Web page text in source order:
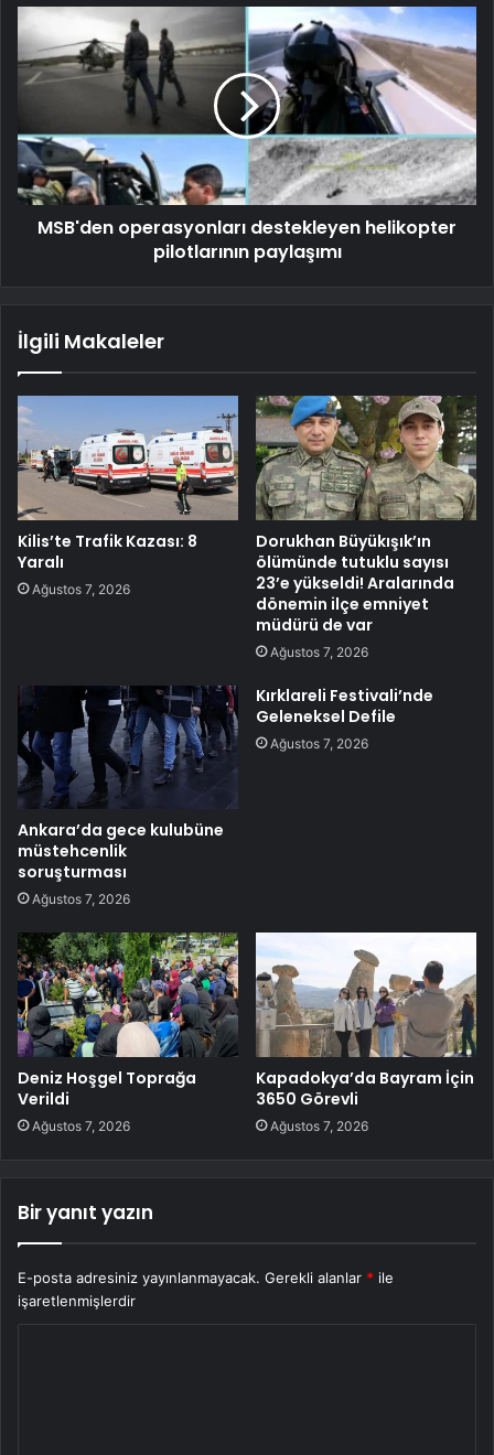
MSB'den operasyonları destekleyen helikopter
pilotlarının paylaşımı
İlgili Makaleler
Kilis’te Trafik Kazası: 8
Yaralı
Ağustos 7, 2026
Dorukhan Büyükışık’ın
ölümünde tutuklu sayısı
23’e yükseldi! Aralarında
dönemin ilçe emniyet
müdürü de var
Ağustos 7, 2026
Ankara’da gece kulubüne
müstehcenlik
soruşturması
Ağustos 7, 2026
Kırklareli Festivali’nde
Geleneksel Defile
Ağustos 7, 2026
Deniz Hoşgel Toprağa
Verildi
Ağustos 7, 2026
Kapadokya’da Bayram İçin
3650 Görevli
Ağustos 7, 2026
Bir yanıt yazın
E-posta adresiniz yayınlanmayacak. Gerekli alanlar * ile
işaretlenmişlerdir